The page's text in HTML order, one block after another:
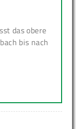
das obere
bis nach